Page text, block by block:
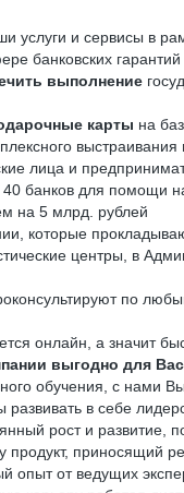
услуги и сервисы в
банковских
выполнение
карты на
лица и
банков для помощи
на 5 млрд. рублей
которые
центры, в
по
онлайн, а значит
выгодно для
обучения, с нами
развивать в себе
рост и развитие,
продукт, приносящий
опыт от ведущих